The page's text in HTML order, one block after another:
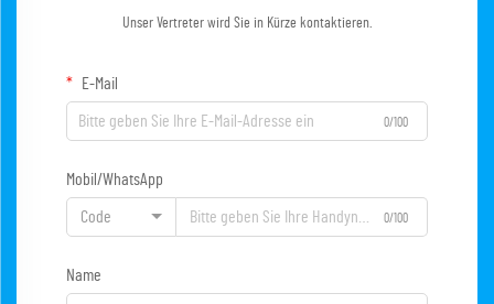
Unser Vertreter wird Sie in Kürze kontaktieren.
E-Mail
0/100
Mobil/WhatsApp
Code 0/100
Name